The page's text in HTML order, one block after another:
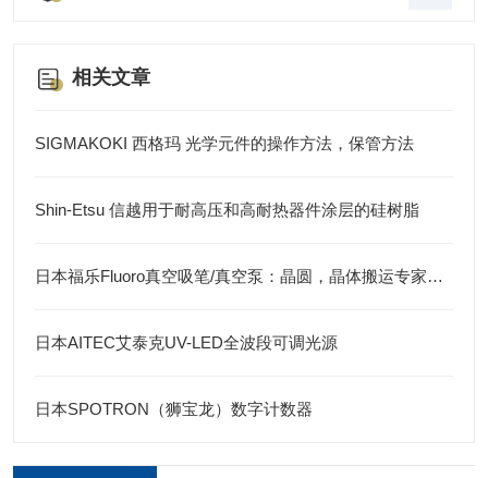
相关文章
SIGMAKOKI 西格玛 光学元件的操作方法，保管方法
Shin-Etsu 信越用于耐高压和高耐热器件涂层的硅树脂
日本福乐Fluoro真空吸笔/真空泵：晶圆，晶体搬运专家，高效无损操作
日本AITEC艾泰克UV-LED全波段可调光源
日本SPOTRON（狮宝龙）数字计数器